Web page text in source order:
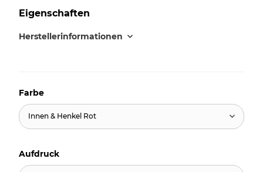
Eigenschaften
Herstellerinformationen
Farbe
Innen & Henkel Rot
Aufdruck